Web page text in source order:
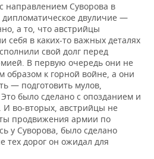
направлением Суворова в
двуличие —
а то, что австрийцы
себя в каких-то важных деталях
свой долг перед
В первую очередь они не
образом к горной войне, а они
— подготовить мулов,
было сделано с опозданием и
И во-вторых, австрийцы не
продвижения армии по
у Суворова, было сделано
тех дорог он ожидал для